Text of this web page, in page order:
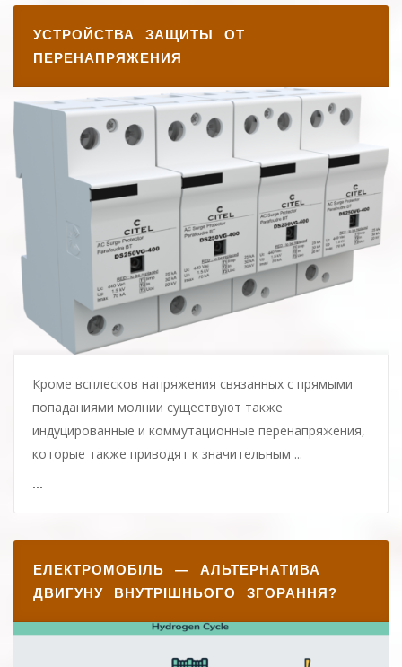
УСТРОЙСТВА ЗАЩИТЫ ОТ
ПЕРЕНАПРЯЖЕНИЯ
Кроме всплесков напряжения связанных с прямыми
попаданиями молнии существуют также
индуцированные и коммутационные перенапряжения,
которые также приводят к значительным ...
...
ЕЛЕКТРОМОБІЛЬ — АЛЬТЕРНАТИВА
ДВИГУНУ ВНУТРІШНЬОГО ЗГОРАННЯ?